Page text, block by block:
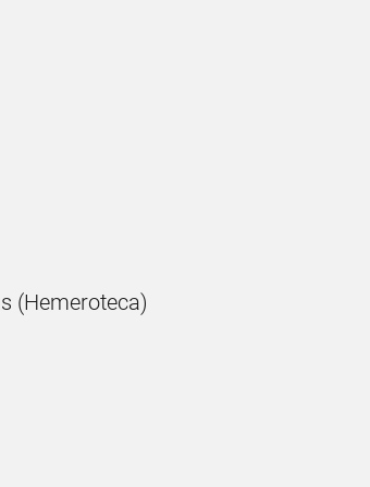
(Hemeroteca)